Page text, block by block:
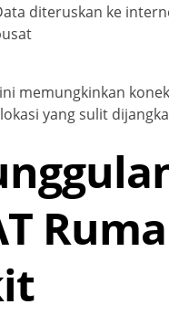
diteruskan ke
memungkinkan
yang sulit